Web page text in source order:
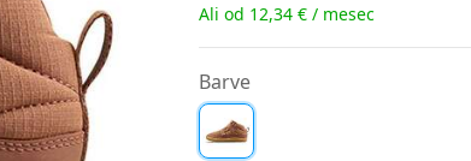
Ali od 12,34 € / mesec
Barve